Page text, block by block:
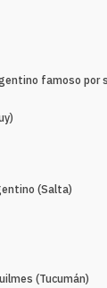
famoso por
(Salta)
(Tucumán)